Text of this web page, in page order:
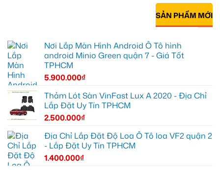
SẢN PHẨM MỚI
Nơi Lắp Màn Hình Android Ô Tô hình
android Minio Green quận 7 - Giá Tốt
TPHCM
5.900.000₫
Thảm Lót Sàn VinFast Lux A 2020 - Địa Chỉ
Lắp Đặt Uy Tín TPHCM
2.500.000₫
Địa Chỉ Lắp Đặt Độ Loa Ô Tô loa VF2 quận 2
- Lắp Đặt Uy Tín TPHCM
1.400.000₫